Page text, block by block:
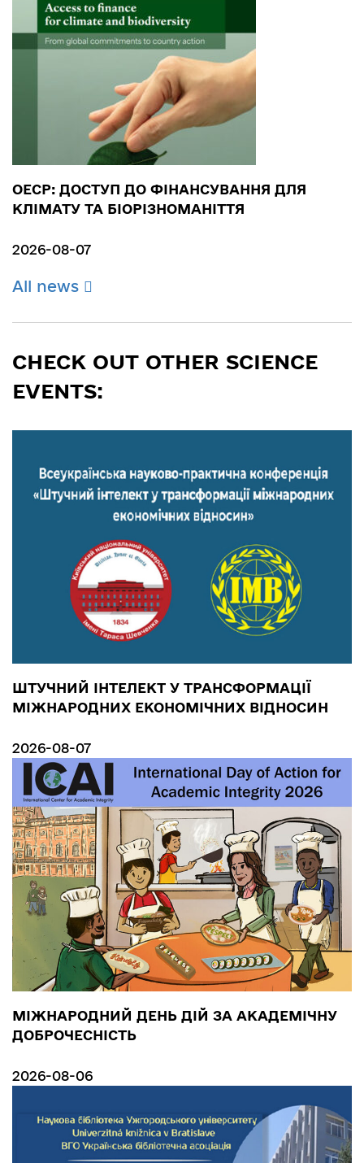
ОЕСР: ДОСТУП ДО ФІНАНСУВАННЯ ДЛЯ
КЛІМАТУ ТА БІОРІЗНОМАНІТТЯ
2026-08-07
All news
CHECK OUT OTHER SCIENCE
EVENTS:
ШТУЧНИЙ ІНТЕЛЕКТ У ТРАНСФОРМАЦІЇ
МІЖНАРОДНИХ ЕКОНОМІЧНИХ ВІДНОСИН
2026-08-07
МІЖНАРОДНИЙ ДЕНЬ ДІЙ ЗА АКАДЕМІЧНУ
ДОБРОЧЕСНІСТЬ
2026-08-06